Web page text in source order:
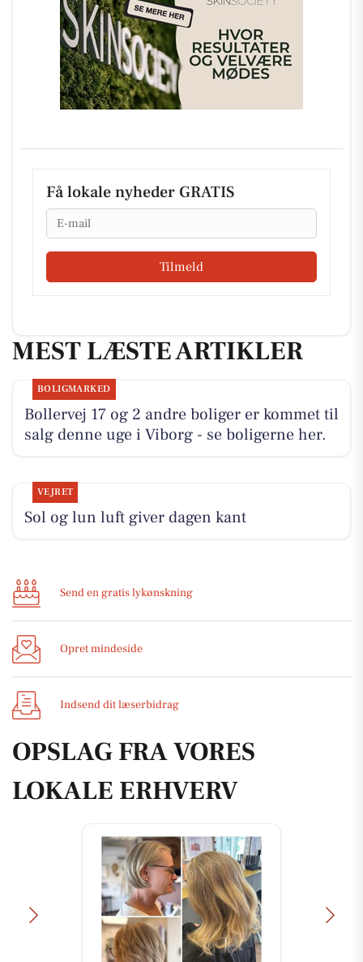
Få lokale nyheder GRATIS
Email
Tilmeld
MEST LÆSTE ARTIKLER
BOLIGMARKED
Bollervej 17 og 2 andre boliger er kommet til
salg denne uge i Viborg - se boligerne her.
VEJRET
Sol og lun luft giver dagen kant
Send en gratis lykønskning
Opret mindeside
Indsend dit læserbidrag
OPSLAG FRA VORES
LOKALE ERHVERV